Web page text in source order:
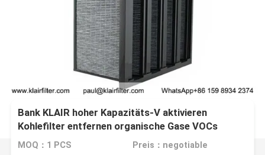
Bank KLAIR hoher Kapazitäts-V aktivieren
Kohlefilter entfernen organische Gase VOCs
MOQ：1 PCS Preis：negotiable